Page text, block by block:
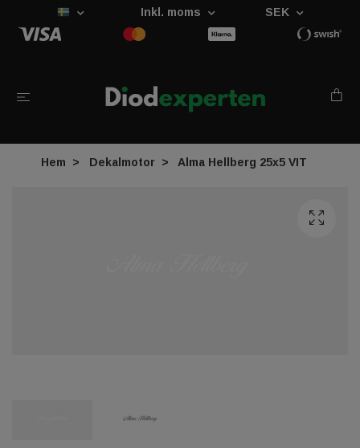
Inkl. moms SEK
Hem Dekalmotor Alma Hellberg 25x5 VIT